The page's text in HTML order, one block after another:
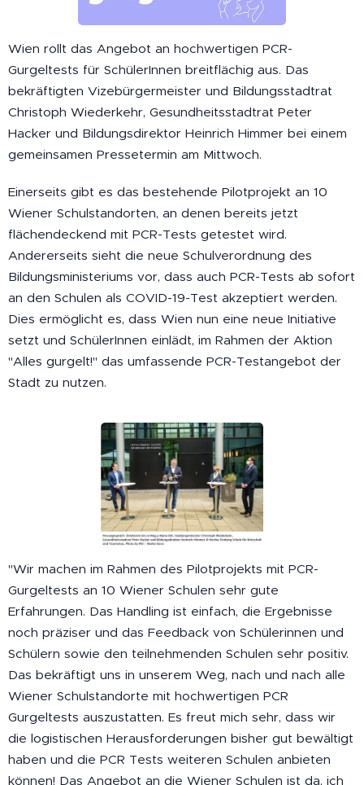
Wien rollt das Angebot an hochwertigen PCR-
Gurgeltests für SchülerInnen breitflächig aus. Das
bekräftigten Vizebürgermeister und Bildungsstadtrat
Christoph Wiederkehr, Gesundheitsstadtrat Peter
Hacker und Bildungsdirektor Heinrich Himmer bei einem
gemeinsamen Pressetermin am Mittwoch.
Einerseits gibt es das bestehende Pilotprojekt an 10
Wiener Schulstandorten, an denen bereits jetzt
flächendeckend mit PCR-Tests getestet wird.
Andererseits sieht die neue Schulverordnung des
Bildungsministeriums vor, dass auch PCR-Tests ab sofort
an den Schulen als COVID-19-Test akzeptiert werden.
Dies ermöglicht es, dass Wien nun eine neue Initiative
setzt und SchülerInnen einlädt, im Rahmen der Aktion
"Alles gurgelt!" das umfassende PCR-Testangebot der
Stadt zu nutzen.
"Wir machen im Rahmen des Pilotprojekts mit PCR-
Gurgeltests an 10 Wiener Schulen sehr gute
Erfahrungen. Das Handling ist einfach, die Ergebnisse
noch präziser und das Feedback von Schülerinnen und
Schülern sowie den teilnehmenden Schulen sehr positiv.
Das bekräftigt uns in unserem Weg, nach und nach alle
Wiener Schulstandorte mit hochwertigen PCR
Gurgeltests auszustatten. Es freut mich sehr, dass wir
die logistischen Herausforderungen bisher gut bewältigt
haben und die PCR Tests weiteren Schulen anbieten
können! Das Angebot an die Wiener Schulen ist da, ich